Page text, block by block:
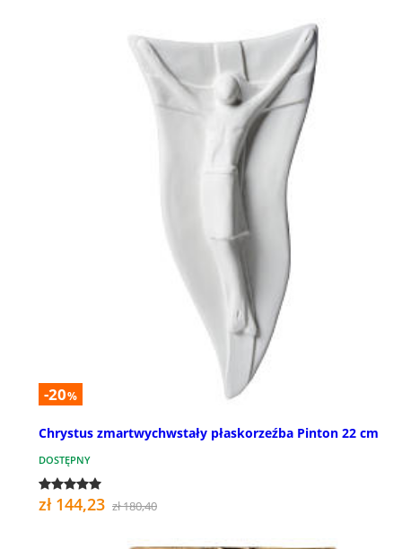
-20%
Chrystus zmartwychwstały płaskorzeźba Pinton 22 cm
DOSTĘPNY
zł 144,23 zł 180,40